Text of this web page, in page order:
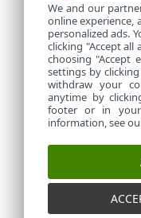
We and our
online experience,
personalized ads.
clicking "Accept all
choosing "Accept
settings by
withdraw your
anytime by
footer or in your
information, see